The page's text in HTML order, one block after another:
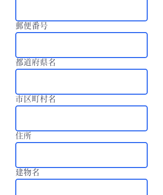
郵便番号
都道府県名
市区町村名
住所
建物名